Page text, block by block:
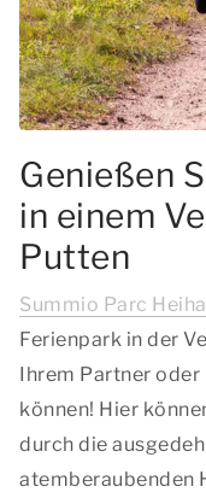
Genießen
in einem
Putten
Summio Parc
Ferienpark in der
Ihrem Partner oder
können! Hier
durch die
atemberaubenden